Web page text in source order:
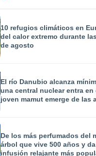
10 refugios climáticos en
del calor extremo durante
de agosto
El río Danubio alcanza
una central nuclear entra en
joven mamut emerge de las
De los más perfumados del
árbol que vive 500 años y
infusión relajante más